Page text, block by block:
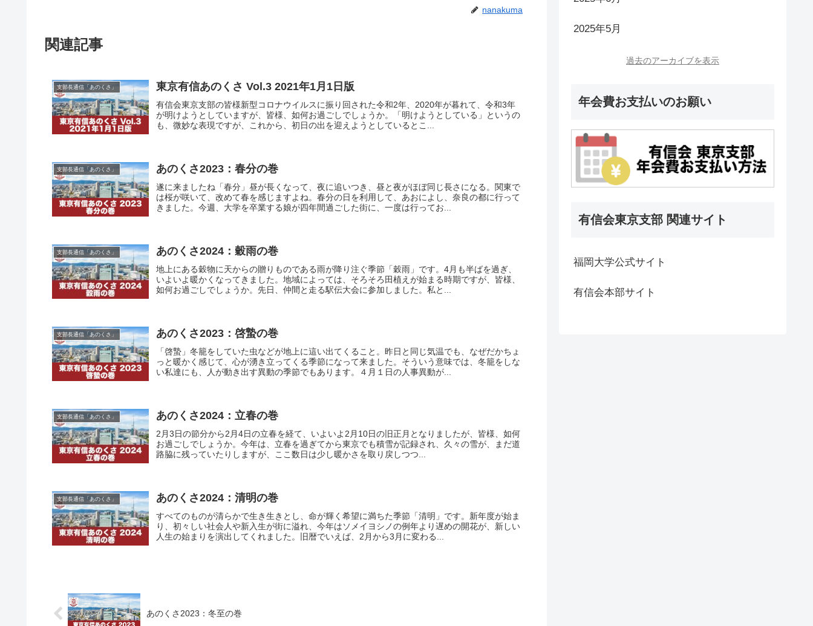
nanakuma
関連記事
支部長通信「あのくさ」 東京有信あのくさ Vol.3 2021年1月1日版
有信会東京支部の皆様新型コロナウイルスに振り回された令和2年、2020年が暮れて、令和3年
が明けようとしていますが、皆様、如何お過ごしでしょうか。「明けようとしている」というの
も、微妙な表現ですが、これから、初日の出を迎えようとしているとこ...
支部長通信「あのくさ」 あのくさ2023：春分の巻
遂に来ましたね「春分」昼が長くなって、夜に追いつき、昼と夜がほぼ同じ長さになる。関東で
は桜が咲いて、改めて春を感じますよね。春分の日を利用して、あおによし、奈良の都に行って
きました。今週、大学を卒業する娘が四年間過ごした街に、一度は行ってお...
支部長通信「あのくさ」 あのくさ2024：穀雨の巻
地上にある穀物に天からの贈りものである雨が降り注ぐ季節「穀雨」です。4月も半ばを過ぎ、
いよいよ暖かくなってきました。地域によっては、そろそろ田植えが始まる時期ですが、皆様、
如何お過ごしでしょうか。先日、仲間と走る駅伝大会に参加しました。私と...
支部長通信「あのくさ」 あのくさ2023：啓蟄の巻
「啓蟄」冬籠をしていた虫などが地上に這い出てくること。昨日と同じ気温でも、なぜだかちょ
っと暖かく感じて、心が湧き立ってくる季節になって来ました。そういう意味では、冬籠をしな
い私達にも、人が動き出す異動の季節でもあります。４月１日の人事異動が...
支部長通信「あのくさ」 あのくさ2024：立春の巻
2月3日の節分から2月4日の立春を経て、いよいよ2月10日の旧正月となりましたが、皆様、如何
お過ごしでしょうか。今年は、立春を過ぎてから東京でも積雪が記録され、久々の雪が、まだ道
路脇に残っていたりしますが、ここ数日は少し暖かさを取り戻しつつ...
支部長通信「あのくさ」 あのくさ2024：清明の巻
すべてのものが清らかで生き生きとし、命が輝く希望に満ちた季節「清明」です。新年度が始ま
り、初々しい社会人や新入生が街に溢れ、今年はソメイヨシノの例年より遅めの開花が、新しい
人生の始まりを演出してくれました。旧暦でいえば、2月から3月に変わる...
あのくさ2023：冬至の巻
2025年5月
過去のアーカイブを表示
年会費お支払いのお願い
有信会東京支部 関連サイト
福岡大学公式サイト
有信会本部サイト